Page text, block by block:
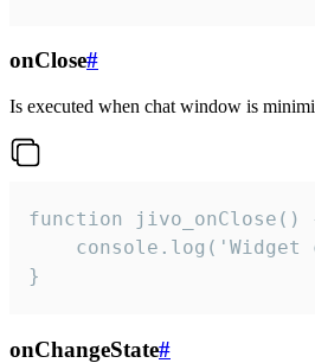
onClose#
Is executed when chat window is
function jivo_onClose()
console.log('Widget
}
onChangeState#